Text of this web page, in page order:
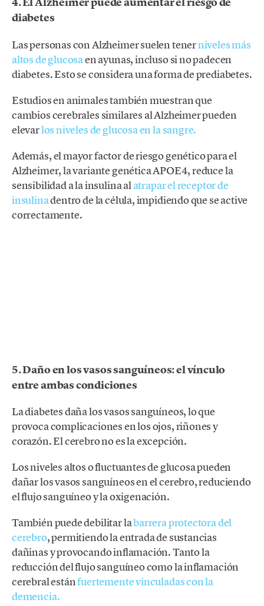
diabetes
Las personas con Alzheimer suelen tenerniveles más
altos de glucosaen ayunas, incluso si no padecen
diabetes. Esto se considera una forma de prediabetes.
Estudios en animales también muestran que
cambios cerebrales similares al Alzheimer pueden
elevarlos niveles de glucosa en la sangre.
Además, el mayor factor de riesgo genético para el
Alzheimer, la variante genética APOE4, reduce la
sensibilidad a la insulina alatrapar el receptor de
insulinadentro de la célula, impidiendo que se active
correctamente.
5. Daño en los vasos sanguíneos: el vínculo
entre ambas condiciones
La diabetes daña los vasos sanguíneos, lo que
provoca complicaciones en los ojos, riñones y
corazón. El cerebro no es la excepción.
Los niveles altos o fluctuantes de glucosa pueden
dañar los vasos sanguíneos en el cerebro, reduciendo
el flujo sanguíneo y la oxigenación.
También puede debilitar labarrera protectora del
cerebro, permitiendo la entrada de sustancias
dañinas y provocando inflamación. Tanto la
reducción del flujo sanguíneo como la inflamación
cerebral estánfuertemente vinculadas con la
demencia.